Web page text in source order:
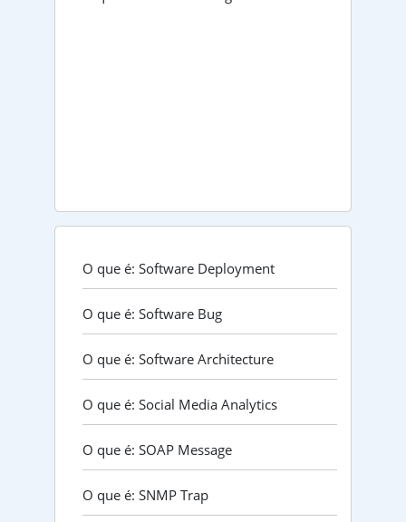
O que é: Software Deployment
O que é: Software Bug
O que é: Software Architecture
O que é: Social Media Analytics
O que é: SOAP Message
O que é: SNMP Trap